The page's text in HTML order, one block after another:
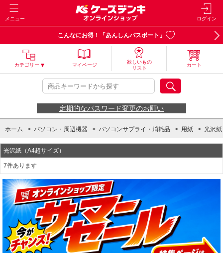
メニュー ログイン
こんなにお得！「あんしんパスポート」
カテゴリー マイページ
欲しいもの
リスト
カート
定期的なパスワード変更のお願い
ホーム > パソコン・周辺機器 > パソコンサプライ・消耗品 > 用紙 > 光沢
光沢紙（A4超サイズ）
7件あります